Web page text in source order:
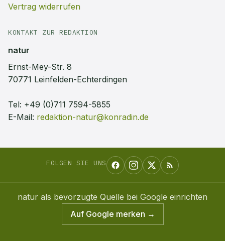
Vertrag widerrufen
KONTAKT ZUR REDAKTION
natur
Ernst-Mey-Str. 8
70771 Leinfelden-Echterdingen
Tel: +49 (0)711 7594-5855
E-Mail: redaktion-natur@konradin.de
FOLGEN SIE UNS
natur als bevorzugte Quelle bei Google einrichten
Auf Google merken →